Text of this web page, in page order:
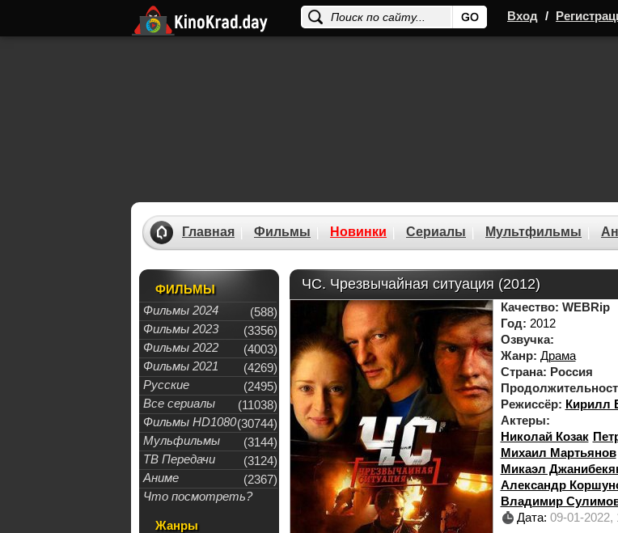
Вход /
Главная Фильмы Новинки Сериалы Мультфильмы
ФИЛЬМЫ
Фильмы 2024
(588)
Фильмы 2023
(3356)
Фильмы 2022
(4003)
Фильмы 2021
(4269)
Русские
(2495)
Все сериалы
(11038)
Фильмы HD1080(30744)
Мульфильмы
(3144)
ТВ Передачи
(3124)
Аниме
(2367)
Что посмотреть?
Жанры
ЧС. Чрезвычайная ситуация (2012)
Качество: WEBRip
Год: 2012
Озвучка:
Жанр: Драма
Страна: Россия
Режиссёр: Кирилл
Актеры:
Николай Козак
Михаил Мартьянов
Микаэл
Александр
Владимир
Дата: 09-01-2022,